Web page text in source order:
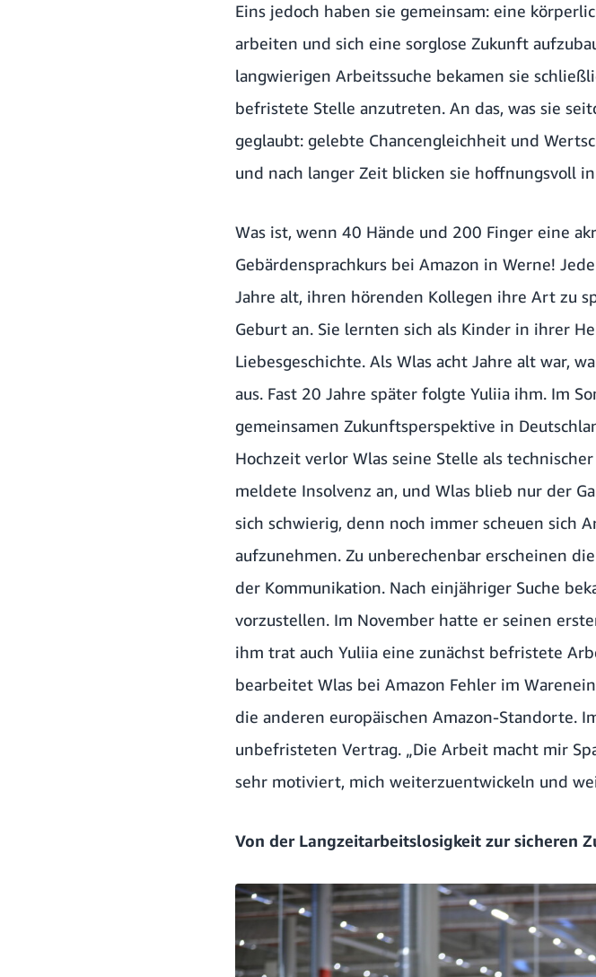
Eins jedoch haben sie gemeinsam: eine
arbeiten und sich eine sorglose Zukunft
langwierigen Arbeitssuche bekamen sie
befristete Stelle anzutreten. An das, was sie
geglaubt: gelebte Chancengleichheit und
und nach langer Zeit blicken sie hoffnungsvoll
Was ist, wenn 40 Hände und 200 Finger eine
Gebärdensprachkurs bei Amazon in Werne!
Jahre alt, ihren hörenden Kollegen ihre Art zu
Geburt an. Sie lernten sich als Kinder in ihrer
Liebesgeschichte. Als Wlas acht Jahre alt war,
aus. Fast 20 Jahre später folgte Yuliia ihm. Im
gemeinsamen Zukunftsperspektive in
Hochzeit verlor Wlas seine Stelle als
meldete Insolvenz an, und Wlas blieb nur der
sich schwierig, denn noch immer scheuen sich
aufzunehmen. Zu unberechenbar erscheinen
der Kommunikation. Nach einjähriger Suche
vorzustellen. Im November hatte er seinen
ihm trat auch Yuliia eine zunächst befristete
bearbeitet Wlas bei Amazon Fehler im
die anderen europäischen Amazon-Standorte.
unbefristeten Vertrag. „Die Arbeit macht mir
sehr motiviert, mich weiterzuentwickeln und
Von der Langzeitarbeitslosigkeit zur sicheren